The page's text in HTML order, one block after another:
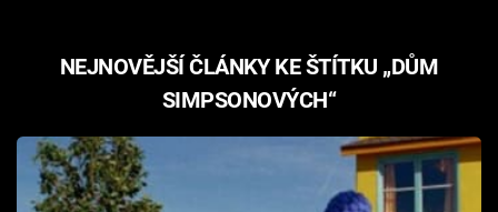
Filmy
NEJNOVĚJŠÍ ČLÁNKY KE ŠTÍTKU „DŮM
SIMPSONOVÝCH“